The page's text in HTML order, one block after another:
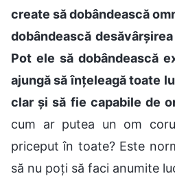
create să dobândească
dobândească
Pot ele să dobândească
ajungă să înțeleagă toate
clar și să fie capabile de
cum ar putea un om
priceput în toate? Este
să nu poți să faci anumite